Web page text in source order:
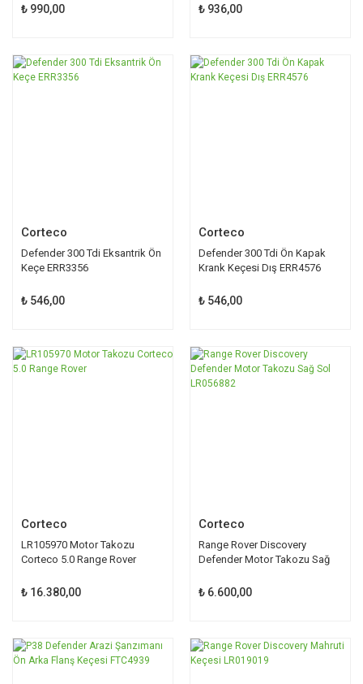
₺ 990,00 ₺ 936,00
Corteco
Defender 300 Tdi Eksantrik Ön
Keçe ERR3356
₺ 546,00
Corteco
Defender 300 Tdi Ön Kapak
Krank Keçesi Dış ERR4576
₺ 546,00
Corteco
LR105970 Motor Takozu
Corteco 5.0 Range Rover
₺ 16.380,00
Corteco
Range Rover Discovery
Defender Motor Takozu Sağ
₺ 6.600,00